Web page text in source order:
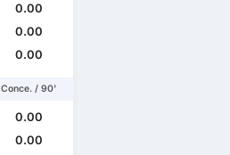
0.00
0.00
0.00
Conce. / 90'
0.00
0.00